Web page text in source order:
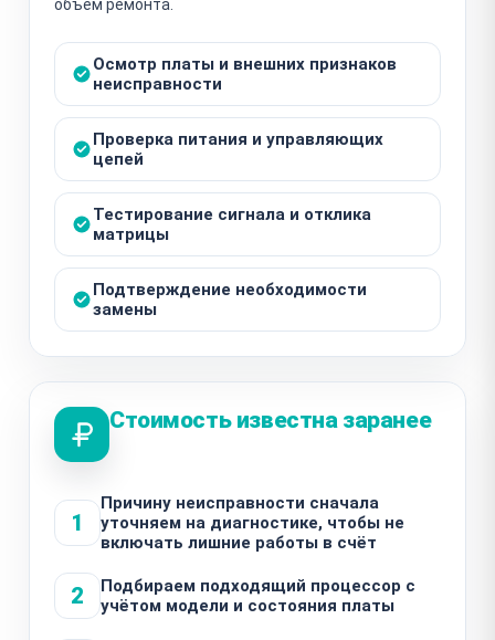
объём ремонта.
Осмотр платы и внешних признаков
неисправности
Проверка питания и управляющих
цепей
Тестирование сигнала и отклика
матрицы
Подтверждение необходимости
замены
Стоимость известна заранее
1
Причину неисправности сначала
уточняем на диагностике, чтобы не
включать лишние работы в счёт
2
Подбираем подходящий процессор с
учётом модели и состояния платы